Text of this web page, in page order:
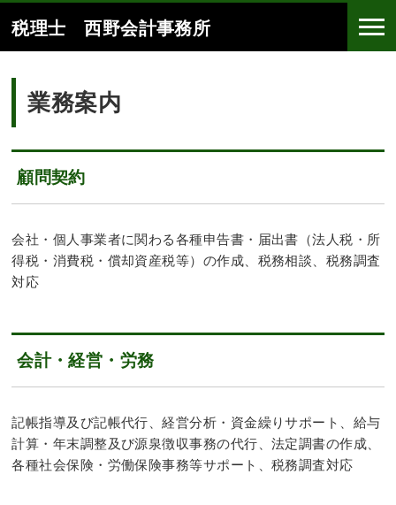
税理士 西野会計事務所
業務案内
顧問契約
会社・個人事業者に関わる各種申告書・届出書（法人税・所
得税・消費税・償却資産税等）の作成、税務相談、税務調査
対応
会計・経営・労務
記帳指導及び記帳代行、経営分析・資金繰りサポート、給与
計算・年末調整及び源泉徴収事務の代行、法定調書の作成、
各種社会保険・労働保険事務等サポート、税務調査対応